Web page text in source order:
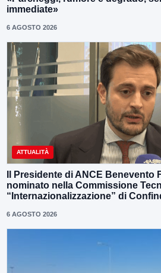
immediate»
6 AGOSTO 2026
ATTUALITÀ
Il Presidente di ANCE Benevento
nominato nella Commissione
“Internazionalizzazione” di
6 AGOSTO 2026